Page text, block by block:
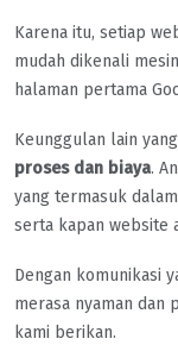
Karena itu, setiap
mudah dikenali
halaman pertama
Keunggulan lain
proses dan biaya.
yang termasuk
serta kapan website
Dengan komunikasi
merasa nyaman dan
kami berikan.